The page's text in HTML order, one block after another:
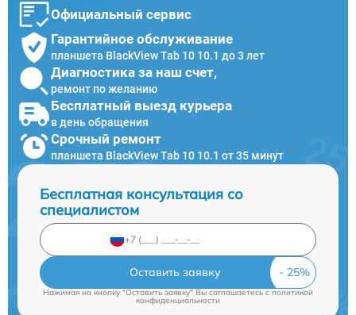
Официальный сервис
Гарантийное обслуживание
планшета BlackView Tab 10 10.1 до 3 лет
Диагностика за наш счет,
ремонт по желанию
Бесплатный выезд курьера
в день обращения
Срочный ремонт
планшета BlackView Tab 10 10.1 от 35 минут
Бесплатная консультация со
специалистом
Оставить заявку
Нажимая на кнопку "Оставить заявку" Вы соглашаетесь cполитикой
конфиденциальности